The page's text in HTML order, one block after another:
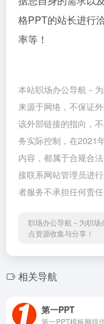
格PPT的站长进行
率等！
本站职场办公导航－
来源于网络，不保证
该外部链接的指向，
务实际控制，在2021
内容，都属于合规合
接联系网站管理员进
者服务不承担任何责任
职场办公导航－为职
点资源收集与分享！
相关导航
第一PPT